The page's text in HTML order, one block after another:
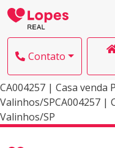
Contato
CA004257 | Casa venda
Valinhos/SPCA004257 |
Valinhos/SP